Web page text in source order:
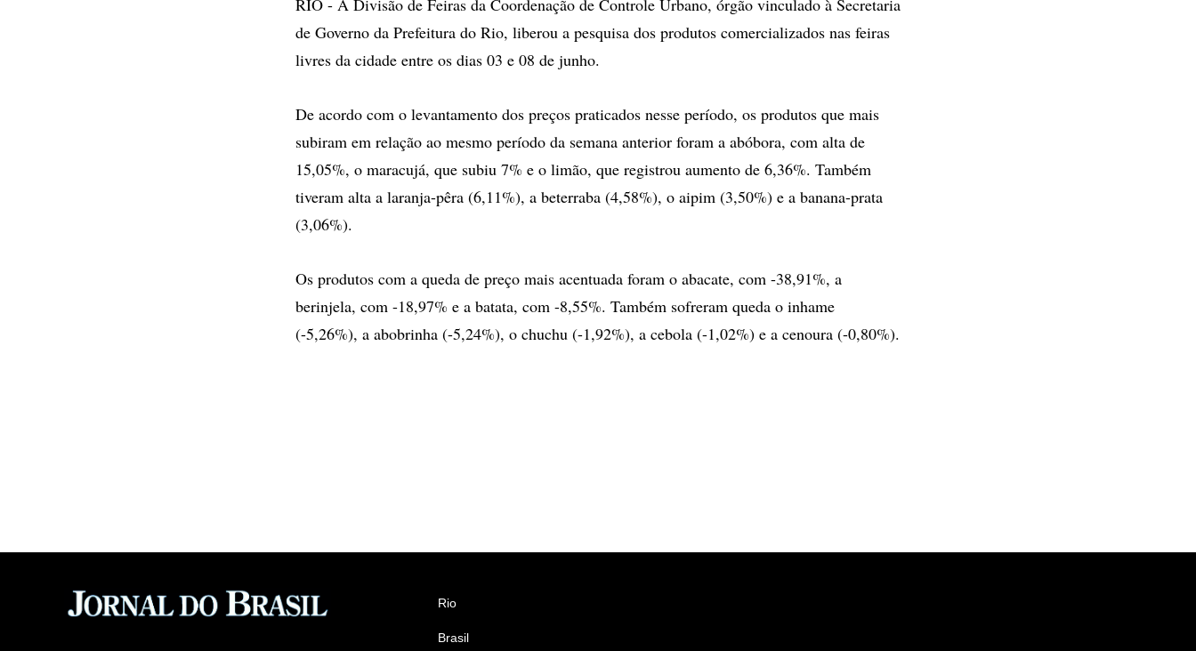
RIO - A Divisão de Feiras da Coordenação de Controle Urbano, órgão vinculado à Secretaria
de Governo da Prefeitura do Rio, liberou a pesquisa dos produtos comercializados nas feiras
livres da cidade entre os dias 03 e 08 de junho.
De acordo com o levantamento dos preços praticados nesse período, os produtos que mais
subiram em relação ao mesmo período da semana anterior foram a abóbora, com alta de
15,05%, o maracujá, que subiu 7% e o limão, que registrou aumento de 6,36%. Também
tiveram alta a laranja-pêra (6,11%), a beterraba (4,58%), o aipim (3,50%) e a banana-prata
(3,06%).
Os produtos com a queda de preço mais acentuada foram o abacate, com -38,91%, a
berinjela, com -18,97% e a batata, com -8,55%. Também sofreram queda o inhame
(-5,26%), a abobrinha (-5,24%), o chuchu (-1,92%), a cebola (-1,02%) e a cenoura (-0,80%).
Rio
Brasil